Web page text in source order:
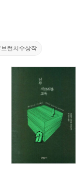
런치수상작